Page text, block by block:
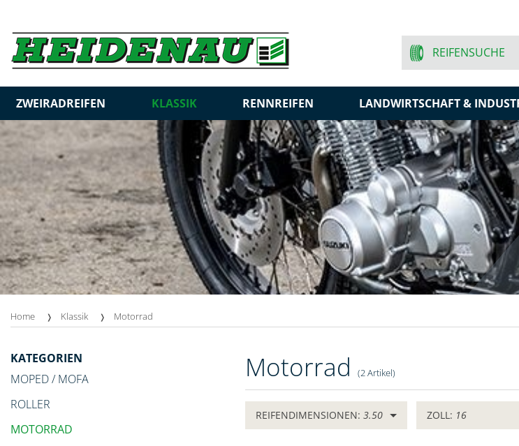
REIFENSUCHE
ZWEIRADREIFEN KLASSIK RENNREIFEN LANDWIRTSCHAFT &
Home Klassik Motorrad
Motorrad (2 Artikel)
REIFENDIMENSIONEN:3.50 ZOLL: 16
KATEGORIEN
MOPED / MOFA
ROLLER
MOTORRAD